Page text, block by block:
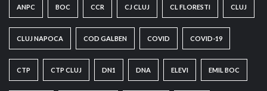
ANPC BOC CCR CJ CLUJ CL FLORESTI CLUJ
CLUJ NAPOCA COD GALBEN COVID COVID-19
CTP CTP CLUJ DN1 DNA ELEVI EMIL BOC